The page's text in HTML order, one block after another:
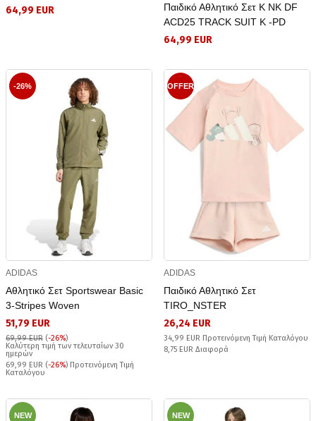
64,99 EUR
Παιδικό Αθλητικό Σετ K NK DF
ACD25 TRACK SUIT K -PD
64,99 EUR
-26%
ADIDAS
Αθλητικό Σετ Sportswear Basic
3-Stripes Woven
51,79 EUR
69,99 EUR (-26%)
Καλύτερη τιμή των τελευταίων 30
ημερών
69,99 EUR (-26%) Προτεινόμενη Τιμή
Καταλόγου
OFFER
ADIDAS
Παιδικό Αθλητικό Σετ
TIRO_NSTER
26,24 EUR
34,99 EUR Προτεινόμενη Τιμή Καταλόγου
8,75 EUR Διαφορά
NEW NEW